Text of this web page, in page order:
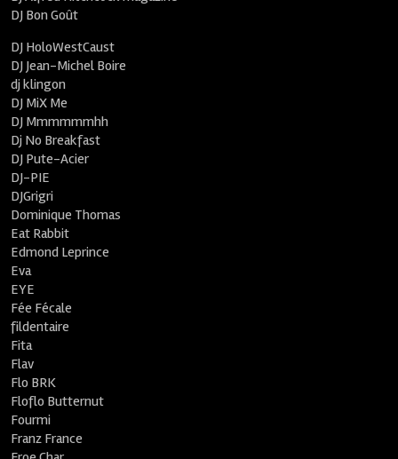
DJ Bon Goût
DJ HoloWestCaust
DJ Jean-Michel Boire
dj klingon
DJ MiX Me
DJ Mmmmmmhh
Dj No Breakfast
DJ Pute-Acier
DJ-PIE
DJGrigri
Dominique Thomas
Eat Rabbit
Edmond Leprince
Eva
EYE
Fée Fécale
fildentaire
Fita
Flav
Flo BRK
Floflo Butternut
Fourmi
Franz France